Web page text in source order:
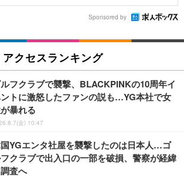
Sponsored by
アクセスランキング
ルフクラブで襲撃、BLACKPINKの10周年イ
トに激怒したファンの説も…YG本社で女
暴れる
金) 10:47
YGエンタ社屋を襲撃したのは日本人…ゴ
フクラブで出入口の一部を破損、警察が経緯
査へ